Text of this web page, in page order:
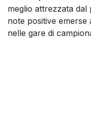
meglio attrezzata
note positive
nelle gare di